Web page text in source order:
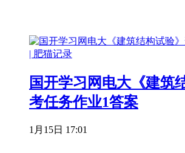
国开学习网电大《建筑
考任务作业1答案
1月15日 17:01